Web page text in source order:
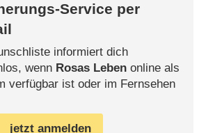
Service per
informiert dich
wenn Rosas Lebenonline als
verfügbar ist oder im Fernsehen
jetzt anmelden